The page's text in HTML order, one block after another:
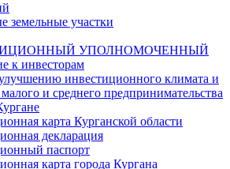
земельные участки
УПОЛНОМОЧЕННЫЙ
к инвесторам
инвестиционного климата и
и среднего предпринимательства
карта Курганской области
декларация
паспорт
карта города Кургана